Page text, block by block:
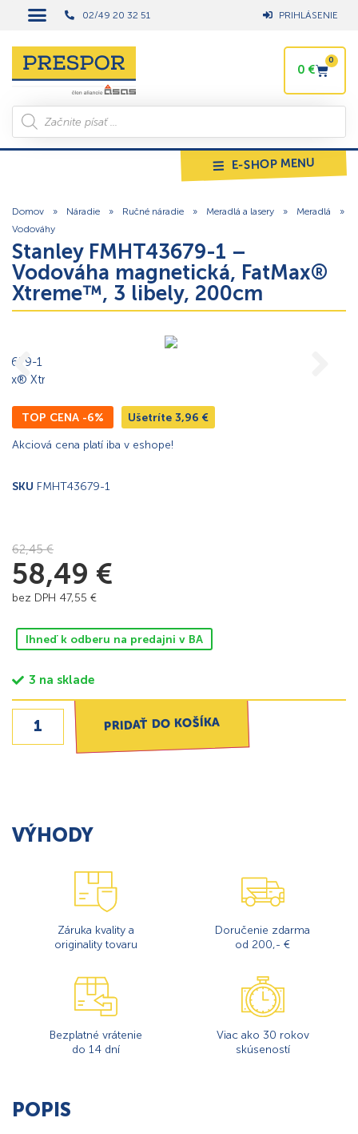
02/49 20 32 51 PRIHLÁSENIE
0 €
0
E-SHOP MENU
Domov » Náradie » Ručné náradie » Meradlá a lasery » Meradlá
»
Vodováhy
Stanley FMHT43679-1 –
Vodováha magnetická, FatMax®
Xtreme™, 3 libely, 200cm
TOP CENA -6% Ušetríte 3,96 €
Akciová cena platí iba v eshope!
SKU FMHT43679-1
62,45€
58,49 €
bez DPH 47,55 €
Ihneď k odberu na predajni v BA
3 na sklade
PRIDAŤ DO KOŠÍKA
VÝHODY
Záruka kvality a
originality tovaru
Doručenie zdarma
od 200,- €
Bezplatné vrátenie
do 14 dní
Viac ako 30 rokov
skúseností
POPIS